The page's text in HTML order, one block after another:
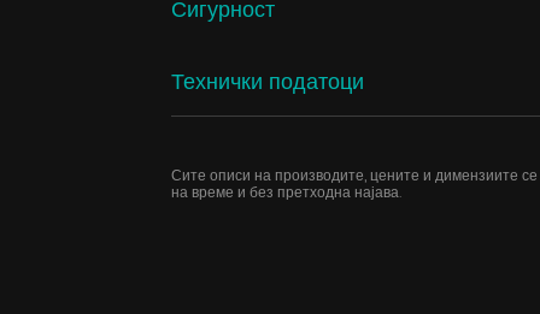
Сигурност
Технички податоци
Сите описи на производите, цените и димензиите
на време и без претходна најава.